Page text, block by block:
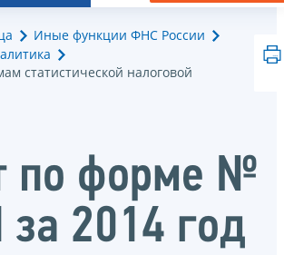
Иные функции ФНС России
статистической налоговой
по форме №
2014 год